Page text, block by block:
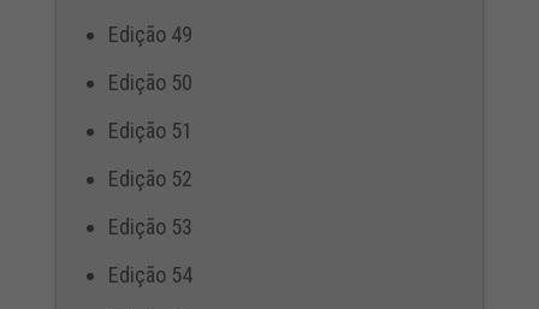
Edição 49
Edição 50
Edição 51
Edição 52
Edição 53
Edição 54